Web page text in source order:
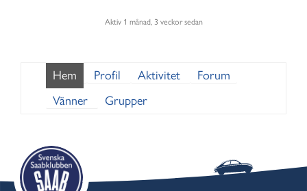
Aktiv 1 månad, 3 veckor sedan
Hem Profil Aktivitet
Forum
Vänner
Grupper